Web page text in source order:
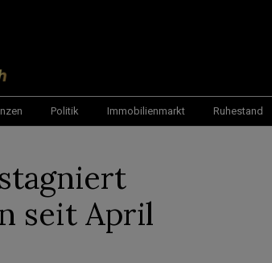
Politik Immobilienmarkt Ruhestand
seit April